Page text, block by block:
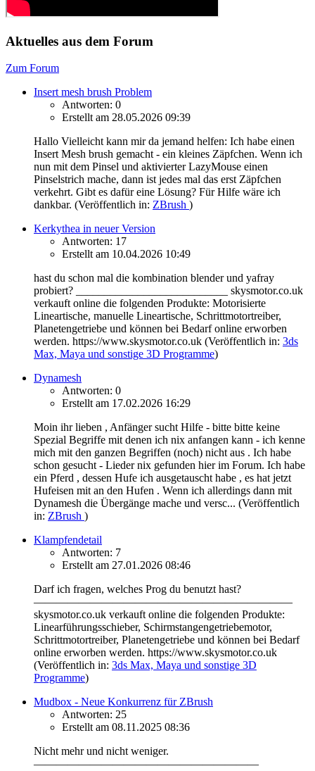
Aktuelles aus dem Forum
Zum Forum
Insert mesh brush Problem
Antworten: 0
Erstellt am 28.05.2026 09:39
Hallo Vielleicht kann mir da jemand helfen: Ich habe einen
Insert Mesh brush gemacht - ein kleines Zäpfchen. Wenn ich
nun mit dem Pinsel und aktivierter LazyMouse einen
Pinselstrich mache, dann ist jedes mal das erst Zäpfchen
verkehrt. Gibt es dafür eine Lösung? Für Hilfe wäre ich
dankbar. (Veröffentlich in: ZBrush )
Kerkythea in neuer Version
Antworten: 17
Erstellt am 10.04.2026 10:49
hast du schon mal die kombination blender und yafray
probiert? ___________________________ skysmotor.co.uk
verkauft online die folgenden Produkte: Motorisierte
Lineartische, manuelle Lineartische, Schrittmotortreiber,
Planetengetriebe und können bei Bedarf online erworben
werden. https://www.skysmotor.co.uk (Veröffentlich in: 3ds
Max, Maya und sonstige 3D Programme)
Dynamesh
Antworten: 0
Erstellt am 17.02.2026 16:29
Moin ihr lieben , Anfänger sucht Hilfe - bitte bitte keine
Spezial Begriffe mit denen ich nix anfangen kann - ich kenne
mich mit den ganzen Begriffen (noch) nicht aus . Ich habe
schon gesucht - Lieder nix gefunden hier im Forum. Ich habe
ein Pferd , dessen Hufe ich ausgetauscht habe , es hat jetzt
Hufeisen mit an den Hufen . Wenn ich allerdings dann mit
Dynamesh die Übergänge mache und versc... (Veröffentlich
in: ZBrush )
Klampfendetail
Antworten: 7
Erstellt am 27.01.2026 08:46
Darf ich fragen, welches Prog du benutzt hast?
———————————————————————
skysmotor.co.uk verkauft online die folgenden Produkte:
Linearführungsschieber, Schirmstangengetriebemotor,
Schrittmotortreiber, Planetengetriebe und können bei Bedarf
online erworben werden. https://www.skysmotor.co.uk
(Veröffentlich in: 3ds Max, Maya und sonstige 3D
Programme)
Mudbox - Neue Konkurrenz für ZBrush
Antworten: 25
Erstellt am 08.11.2025 08:36
Nicht mehr und nicht weniger.
————————————————————